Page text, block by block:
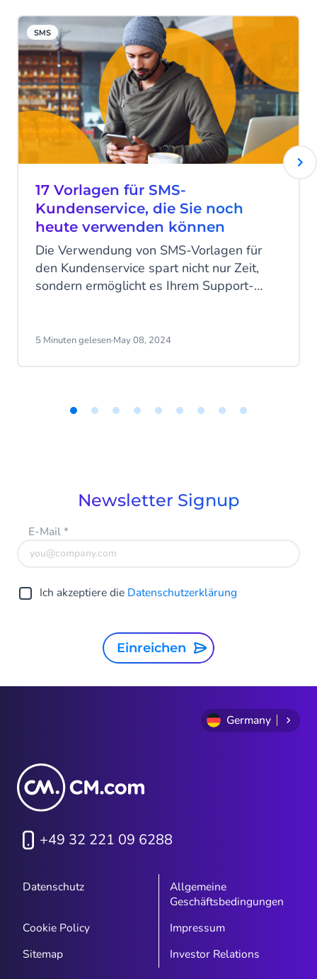
SMS
17 Vorlagen für SMS-
Kundenservice, die Sie noch
heute verwenden können
Die Verwendung von SMS-Vorlagen für
den Kundenservice spart nicht nur Zeit,
sondern ermöglicht es Ihrem Support-
Mitteilungen zu erstellen. Heute stellen
gewünschten Informationen zukommen zu
5 Minuten gelesen·May 08, 2024
Newsletter Signup
E-Mail*
Ich akzeptiere die Datenschutzerklärung
Einreichen
Germany
+49 32 221 09 6288
Datenschutz
Allgemeine
Geschäftsbedingungen
Cookie Policy
Impressum
Sitemap
Investor Relations